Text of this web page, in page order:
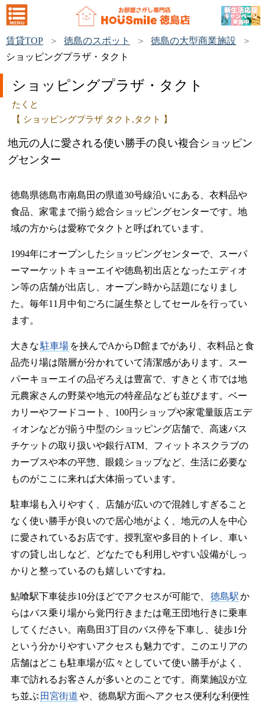
賃貸TOP 徳島のスポット
徳島の大型商業施設
ショッピングプラザ・タクト
ショッピングプラザ・タクト
たくと
【 ショッピングプラザ タクト,タクト 】
地元の人に愛される使い勝手の良い複合ショッピン
グセンター
徳島県徳島市南島田の県道30号線沿いにある、衣料品や
食品、家電まで揃う総合ショッピングセンターです。地
域の方からは愛称でタクトと呼ばれています。
1994年にオープンしたショッピングセンターで、スーパ
ーマーケットキョーエイや徳島初出店となったエディオ
ン等の店舗が出店し、オープン時から話題になりまし
た。毎年11月中旬ごろに誕生祭としてセールを行ってい
ます。
大きな駐車場 を挟んでAからD館までがあり、衣料品と食
品売り場は階層が分かれていて清潔感があります。スー
パーキョーエイの品ぞろえは豊富で、すきとく市では地
元農家さんの野菜や地元の特産品なども並びます。ベー
カリーやフードコート、100円ショップや家電量販店エデ
ィオンなどが揃う中型のショッピング店舗で、高速バス
チケットの取り扱いや銀行ATM、フィットネスクラブの
カーブスや本の平惣、眼鏡ショップなど、生活に必要な
ものがここに来れば大体揃っています。
駐車場も入りやすく、店舗が広いので混雑しすぎること
なく使い勝手が良いので居心地がよく、地元の人を中心
に愛されているお店です。授乳室や多目的トイレ、車い
すの貸し出しなど、どなたでも利用しやすい設備がしっ
かりと整っているのも嬉しいですね。
鮎喰駅下車徒歩10分ほどでアクセスが可能で、 徳島駅か
らはバス乗り場から覚円行きまたは竜王団地行きに乗車
してください。南島田3丁目のバス停を下車し、徒歩1分
という分かりやすいアクセスも魅力です。このエリアの
店舗はどこも駐車場が広々としていて使い勝手がよく、
車で訪れるお客さんが多いとのことです。商業施設が立
ち並ぶ 田宮街道や、徳島駅方面へアクセス便利な利便性